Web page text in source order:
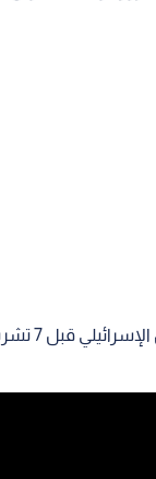
وأشار الصفدي